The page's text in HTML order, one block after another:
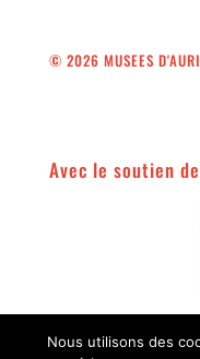
© 2026 MUSEES
Avec le soutien
Nous utilisons des